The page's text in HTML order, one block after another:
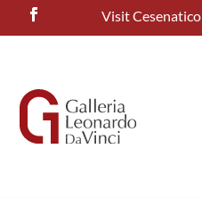
Visit Cesenatico